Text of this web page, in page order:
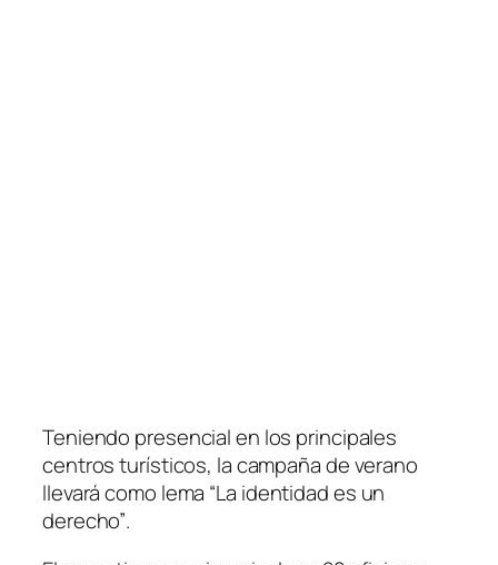
Teniendo presencial en los principales
centros turísticos, la campaña de verano
llevará como lema “La identidad es un
derecho”.